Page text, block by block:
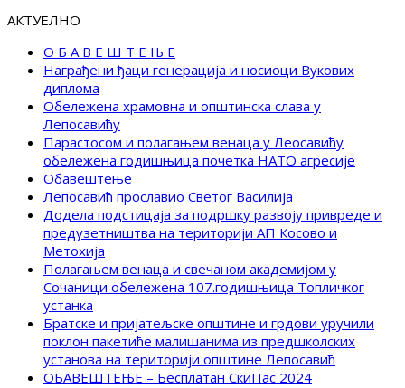
АКТУЕЛНО
О Б А В Е Ш Т Е Њ Е
Награђени ђаци генерација и носиоци Вукових
диплома
Обележена храмовна и општинска слава у
Лепосавићу
Парастосом и полагањем венаца у Леосавићу
обележена годишњица почетка НАТО агресије
Обавештење
Лепосавић прославио Светог Василија
Додела подстицаја за подршку развоју привреде и
предузетништва на територији АП Косово и
Метохија
Полагањем венаца и свечаном академијом у
Сочаници обележена 107.годишњица Топличког
устанка
Братске и пријатељске општине и грдови уручили
поклон пакетиће малишанима из предшколских
установа на територији општине Лепосавић
ОБАВЕШТЕЊЕ – Бесплатан СкиПас 2024